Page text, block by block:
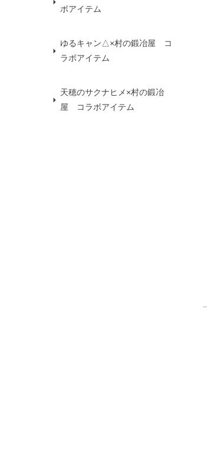
ボアイテム
ゆるキャン△×村の鍛冶屋 コ
ラボアイテム
天穂のサクナヒメ×村の鍛冶
屋 コラボアイテム